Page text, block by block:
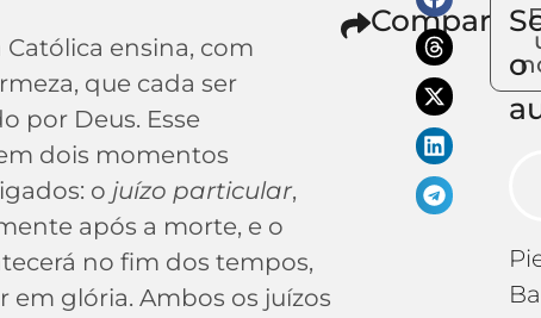
ensina, com
que cada ser
por Deus. Esse
dois momentos
o juízo particular,
após a morte, e o
no fim dos tempos,
em glória. Ambos os juízos
o